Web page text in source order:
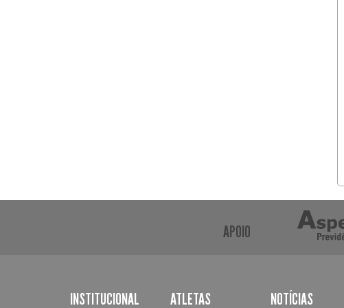
APOIO
INSTITUCIONAL ATLETAS NOTÍCIAS